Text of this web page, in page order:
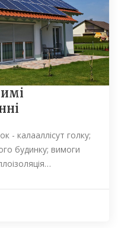
- калааллісут голку;
будинку; вимоги